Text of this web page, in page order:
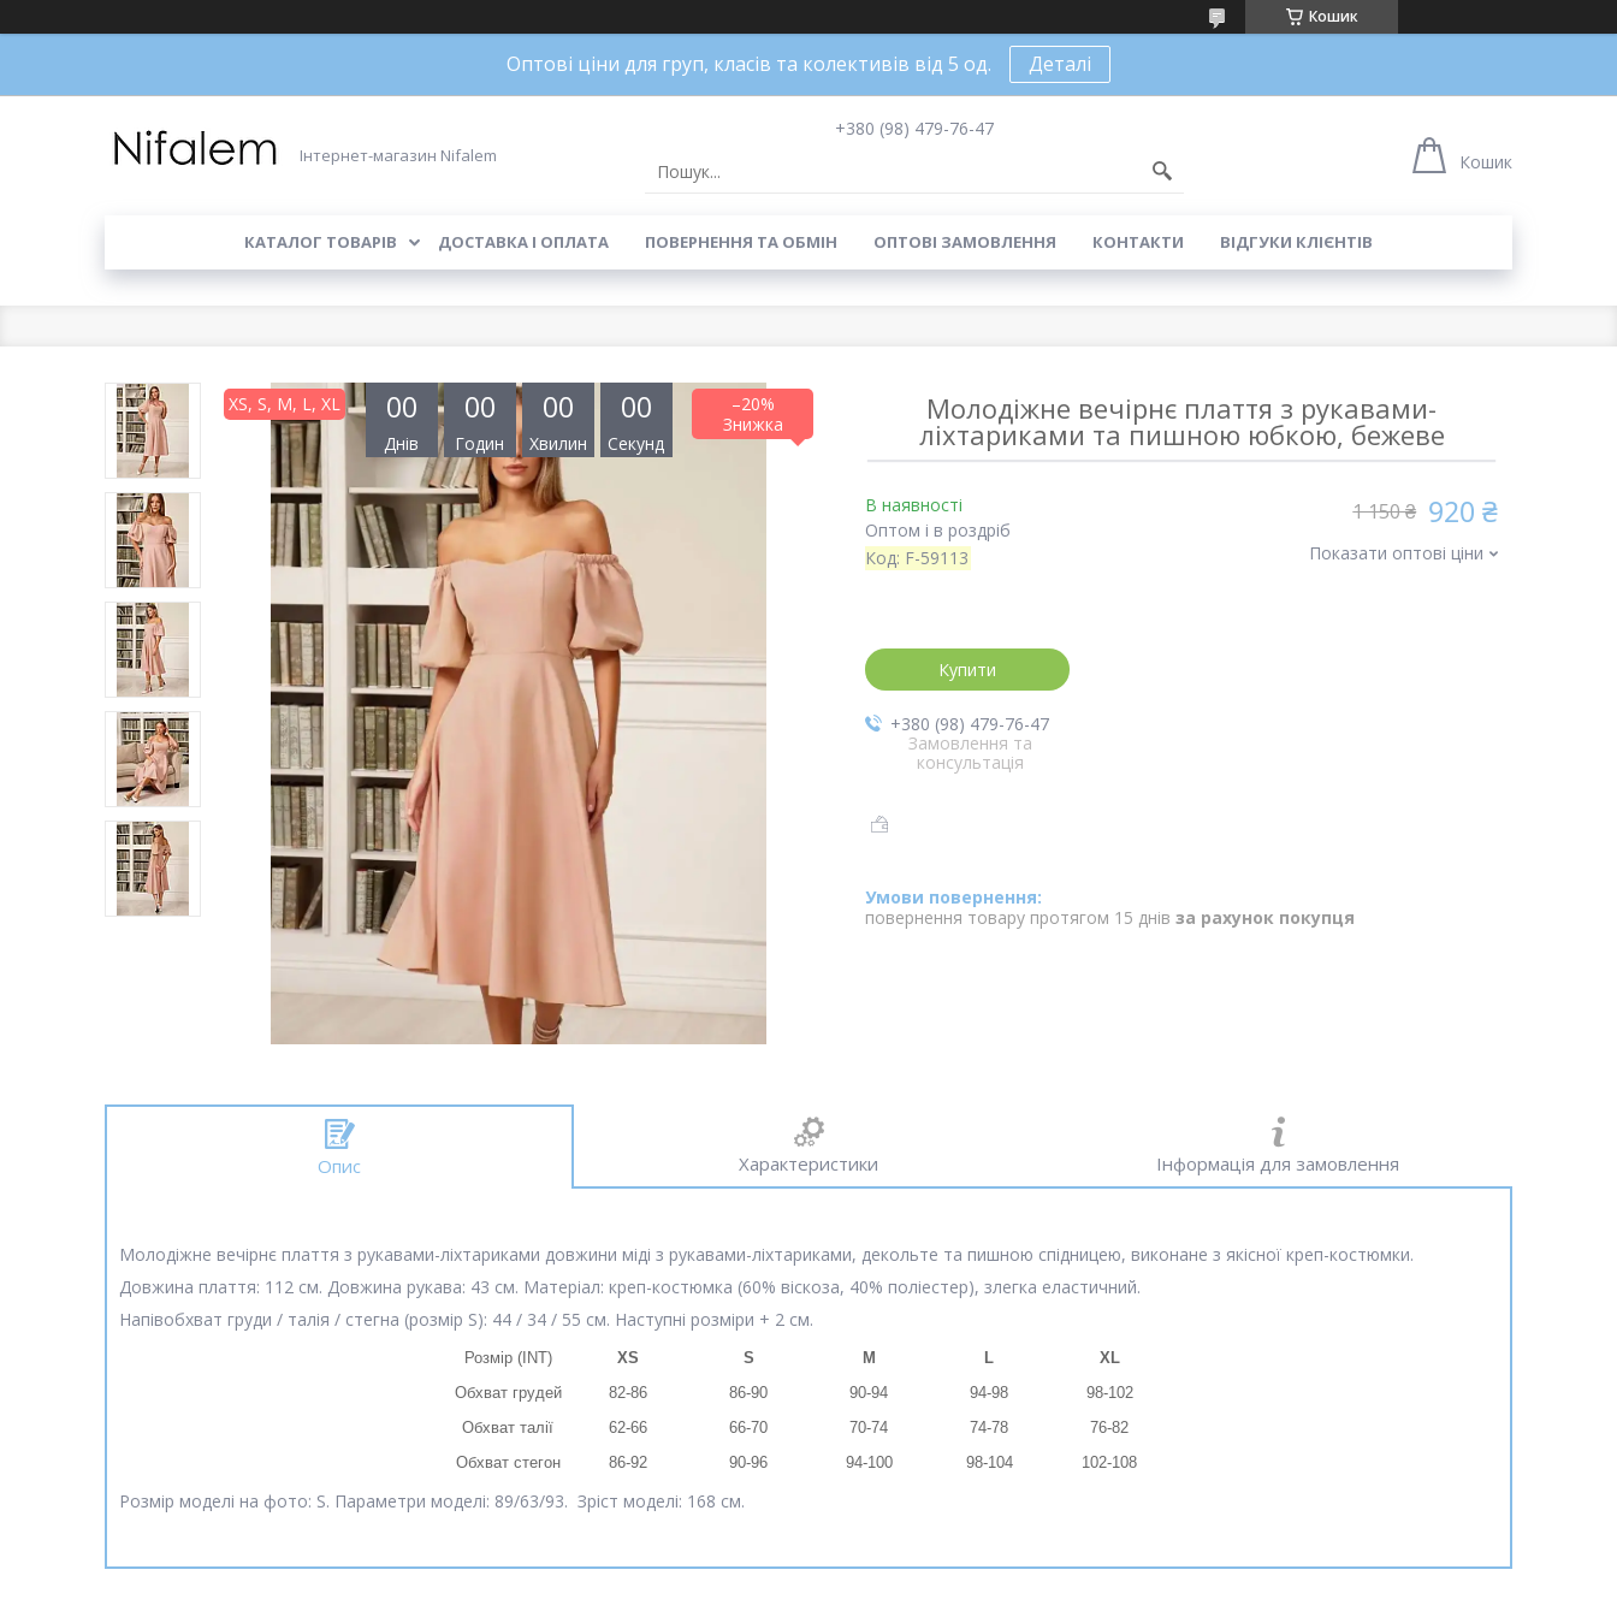
Кошик
Оптові ціни для груп, класів та колективів від 5 од. Деталі
Інтернет-магазин Nifalem
+380 (98) 479-76-47
Кошик
КАТАЛОГ ТОВАРІВ ДОСТАВКА І ОПЛАТА ПОВЕРНЕННЯ ТА ОБМІН ОПТОВІ ЗАМОВЛЕННЯ КОНТАКТИ ВІДГУКИ КЛІЄНТІВ
XS, S, M, L, XL –20%
00
Днів
00
Годин
00
Хвилин
00
Секунд
Молодіжне вечірнє плаття з рукавами-
ліхтариками та пишною юбкою, бежеве
В наявності
Оптом і в роздріб
Код: F-59113
1 150 ₴ 920 ₴
Показати оптові ціни
Купити
+380 (98) 479-76-47
Замовлення та
консультація
повернення товару протягом 15 днів за рахунок покупця
Опис Характеристики Інформація для замовлення
Молодіжне вечірнє плаття з рукавами-ліхтариками довжини міді з рукавами-ліхтариками, декольте та пишною спідницею, виконане з якісної креп-костюмки.
Довжина плаття: 112 см. Довжина рукава: 43 см. Матеріал: креп-костюмка (60% віскоза, 40% поліестер), злегка еластичний.
Напівобхват груди / талія / стегна (розмір S): 44 / 34 / 55 см. Наступні розміри + 2 см.
Розмір (INT) XS S M L
XL
Обхват грудей
82-86 86-90 90-94 94-98
98-102
Обхват талії
62-66 66-70 70-74 74-78
76-82
Обхват стегон
86-92 90-96 94-100 98-104 102-108
Розмір моделі на фото: S. Параметри моделі: 89/63/93. Зріст моделі: 168 см.